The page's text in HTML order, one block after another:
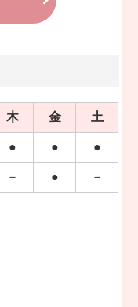
木 金 土
● ● ●
－ ● －